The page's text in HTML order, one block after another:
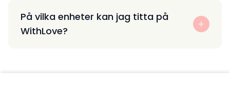
På vilka enheter kan jag titta på
WithLove?